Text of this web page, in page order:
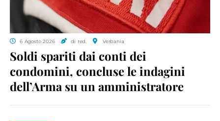
6 Agosto 2026 di red. Verbania
Soldi spariti dai conti dei
condomini, concluse le indagini
dell’Arma su un amministratore